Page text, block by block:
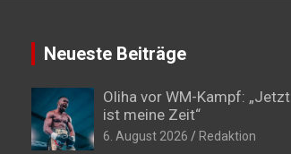
Neueste Beiträge
Oliha vor WM-Kampf: „Jetzt
ist meine Zeit“
6. August 2026 Redaktion